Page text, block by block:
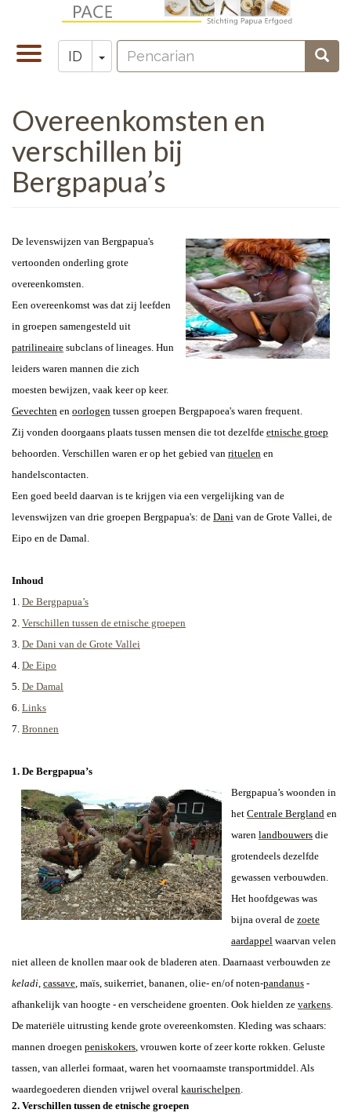
Toggle
navigation
ID Toggle Dropdown
Zoeken
Pencarian
Overeenkomsten en
verschillen bij
Bergpapua’s
De levenswijzen van Bergpapua's
vertoonden onderling grote
overeenkomsten.
Een overeenkomst was dat zij leefden
in groepen samengesteld uit
patrilineaire subclans of lineages. Hun
leiders waren mannen die zich
moesten bewijzen, vaak keer op keer.
Gevechten en oorlogen tussen groepen Bergpapoea's waren frequent.
Zij vonden doorgaans plaats tussen mensen die tot dezelfde etnische groep
behoorden. Verschillen waren er op het gebied van rituelen en
handelscontacten.
Een goed beeld daarvan is te krijgen via een vergelijking van de
levenswijzen van drie groepen Bergpapua's: de Dani van de Grote Vallei, de
Eipo en de Damal.
Inhoud
1. De Bergpapua’s
2. Verschillen tussen de etnische groepen
3. De Dani van de Grote Vallei
4. De Eipo
5. De Damal
6. Links
7. Bronnen
1. De Bergpapua’s
Bergpapua’s woonden in
het Centrale Bergland en
waren landbouwers die
grotendeels dezelfde
gewassen verbouwden.
Het hoofdgewas was
bijna overal de zoete
aardappel waarvan velen
niet alleen de knollen maar ook de bladeren aten. Daarnaast verbouwden ze
keladi cassave maïs, suikerriet, bananen, olie- en/of noten-pandanus -
afhankelijk van hoogte - en verscheidene groenten. Ook hielden ze varkens
De materiële uitrusting kende grote overeenkomsten. Kleding was schaars:
mannen droegen peniskokers vrouwen korte of zeer korte rokken. Geluste
tassen, van allerlei formaat, waren het voornaamste transportmiddel. Als
waardegoederen dienden vrijwel overal kaurischelpen
2. Verschillen tussen de etnische groepen